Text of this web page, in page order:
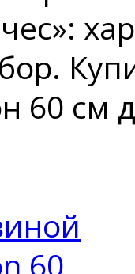
60 см